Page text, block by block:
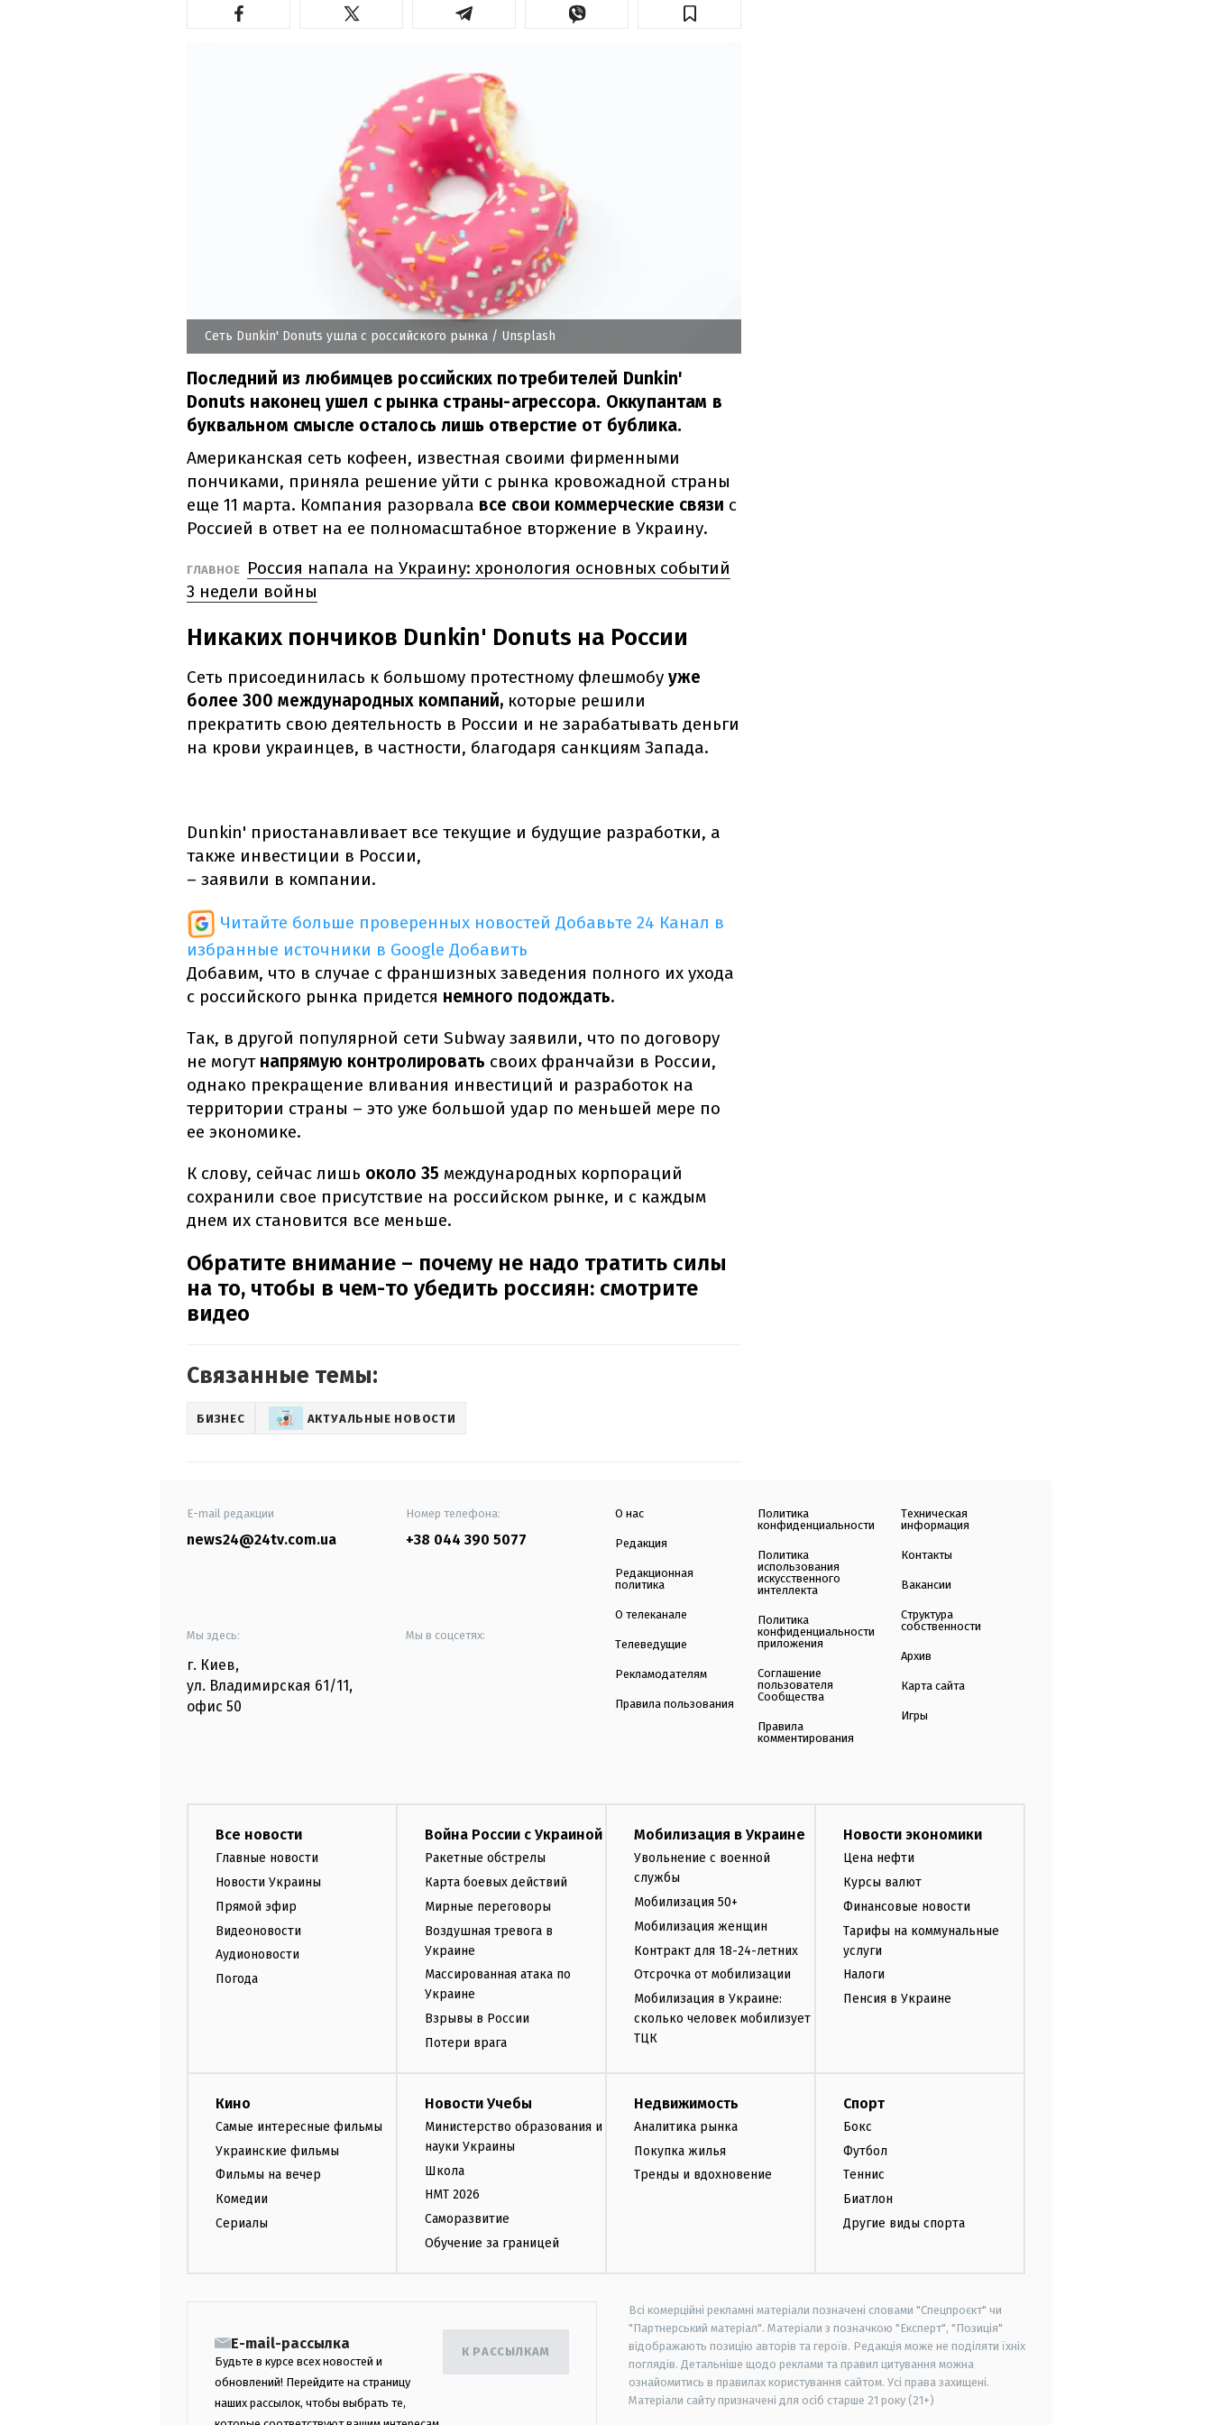
Сеть Dunkin' Donuts ушла с российского рынка / Unsplash
Последний из любимцев российских потребителей Dunkin'
Donuts наконец ушел с рынка страны-агрессора. Оккупантам в
буквальном смысле осталось лишь отверстие от бублика.
Американская сеть кофеен, известная своими фирменными
пончиками, приняла решение уйти с рынка кровожадной страны
еще 11 марта. Компания разорвала все свои коммерческие связи с
Россией в ответ на ее полномасштабное вторжение в Украину.
ГЛАВНОЕ
Россия напала на Украину: хронология основных событий
3 недели войны
Никаких пончиков Dunkin' Donuts на России
Сеть присоединилась к большому протестному флешмобу уже
более 300 международных компаний, которые решили
прекратить свою деятельность в России и не зарабатывать деньги
на крови украинцев, в частности, благодаря санкциям Запада.
Dunkin' приостанавливает все текущие и будущие разработки, а
также инвестиции в России,
– заявили в компании.
Читайте больше проверенных новостей Добавьте 24 Канал в
избранные источники в Google Добавить
Добавим, что в случае с франшизных заведения полного их ухода
с российского рынка придется немного подождать.
Так, в другой популярной сети Subway заявили, что по договору
не могут напрямую контролировать своих франчайзи в России,
однако прекращение вливания инвестиций и разработок на
территории страны – это уже большой удар по меньшей мере по
ее экономике.
К слову, сейчас лишь около 35 международных корпораций
сохранили свое присутствие на российском рынке, и с каждым
днем их становится все меньше.
Обратите внимание – почему не надо тратить силы
на то, чтобы в чем-то убедить россиян: смотрите
видео
Связанные темы:
БИЗНЕС АКТУАЛЬНЫЕ НОВОСТИ
E-mail редакции
news24@24tv.com.ua
Номер телефона:
+38 044 390 5077
Мы здесь:
г. Киев,
ул. Владимирская 61/11,
офис 50
Мы в соцсетях:
О нас
Редакция
Редакционная
политика
О телеканале
Телеведущие
Рекламодателям
Правила пользования
Политика
конфиденциальности
Политика
использования
искусственного
интеллекта
Политика
конфиденциальности
приложения
Соглашение
пользователя
Сообщества
Правила
комментирования
Техническая
информация
Контакты
Вакансии
Структура
собственности
Архив
Карта сайта
Игры
Все новости
Главные новости
Новости Украины
Прямой эфир
Видеоновости
Аудионовости
Погода
Война России с Украиной
Ракетные обстрелы
Карта боевых действий
Мирные переговоры
Воздушная тревога в
Украине
Массированная атака по
Украине
Взрывы в России
Потери врага
Мобилизация в Украине
Увольнение с военной
службы
Мобилизация 50+
Мобилизация женщин
Контракт для 18-24-летних
Отсрочка от мобилизации
Мобилизация в Украине:
сколько человек мобилизует
ТЦК
Новости экономики
Цена нефти
Курсы валют
Финансовые новости
Тарифы на коммунальные
услуги
Налоги
Пенсия в Украине
Кино
Самые интересные фильмы
Украинские фильмы
Фильмы на вечер
Комедии
Сериалы
Новости Учебы
Министерство образования и
науки Украины
Школа
НМТ 2026
Саморазвитие
Обучение за границей
Недвижимость
Аналитика рынка
Покупка жилья
Тренды и вдохновение
Спорт
Бокс
Футбол
Теннис
Биатлон
Другие виды спорта
E-mail-рассылка
Будьте в курсе всех новостей и
обновлений! Перейдите на страницу
наших рассылок, чтобы выбрать те,
К РАССЫЛКАМ
Всі комерційні рекламні матеріали позначені словами "Спецпроєкт" чи
"Партнерський матеріал". Матеріали з позначкою "Експерт", "Позиція"
відображають позицію авторів та героїв. Редакція може не поділяти їхніх
поглядів. Детальніше щодо реклами та правил цитування можна
ознайомитись в правилах користування сайтом. Усі права захищені.
Матеріали сайту призначені для осіб старше 21 року (21+)